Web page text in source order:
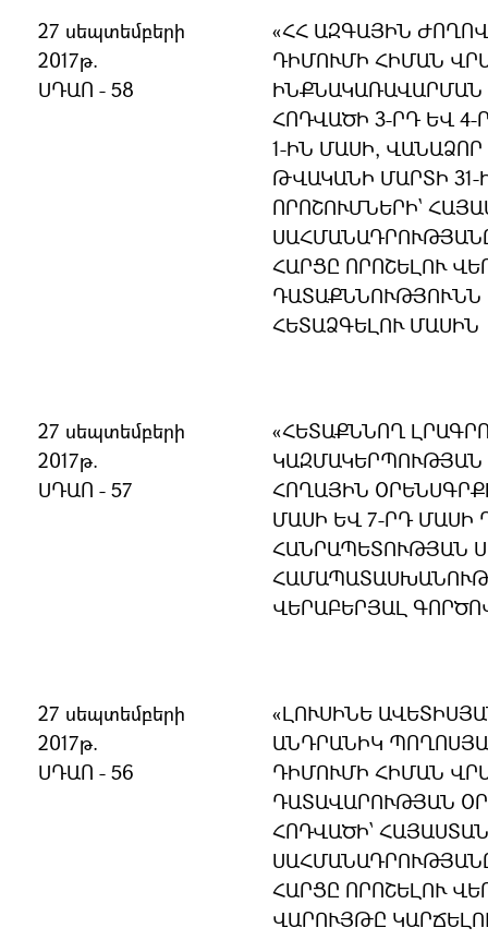
27 սեպտեմբերի
2017թ.
ՍԴԱՈ - 58
«ՀՀ ԱԶԳԱՅԻՆ
ԴԻՄՈՒՄԻ ՀԻՄԱՆ
ԻՆՔՆԱԿԱՌԱՎԱՐՄԱՆ
ՀՈԴՎԱԾԻ 3-ՐԴ ԵՎ
1-ԻՆ ՄԱՍԻ,
ԹՎԱԿԱՆԻ ՄԱՐՏԻ 31-
ՈՐՈՇՈՒՄՆԵՐԻ`
ՀԱՐՑԸ ՈՐՈՇԵԼՈՒ
ԴԱՏԱՔՆՆՈՒԹՅՈՒՆՆ
ՀԵՏԱՁԳԵԼՈՒ ՄԱՍԻՆ
27 սեպտեմբերի
2017թ.
ՍԴԱՈ - 57
«ՀԵՏԱՔՆՆՈՂ
ԿԱԶՄԱԿԵՐՊՈՒԹՅԱՆ
ՀՈՂԱՅԻՆ
ՄԱՍԻ ԵՎ 7-ՐԴ ՄԱՍԻ
ՀԱՆՐԱՊԵՏՈՒԹՅԱՆ
ՎԵՐԱԲԵՐՅԱԼ
27 սեպտեմբերի
2017թ.
ՍԴԱՈ - 56
«ԼՈՒՍԻՆԵ
ԱՆԴՐԱՆԻԿ
ԴԻՄՈՒՄԻ ՀԻՄԱՆ
ԴԱՏԱՎԱՐՈՒԹՅԱՆ
ՀՈԴՎԱԾԻ՝
ՀԱՐՑԸ ՈՐՈՇԵԼՈՒ
ՎԱՐՈՒՅԹԸ